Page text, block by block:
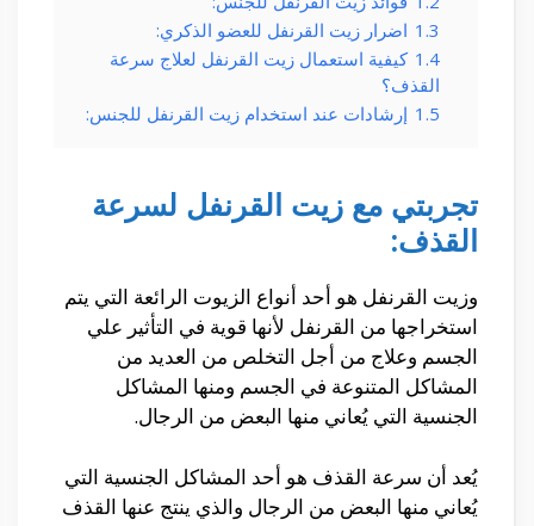
1.3 اضرار زيت القرنفل للعضو الذكري:
1.4 كيفية استعمال زيت القرنفل لعلاج سرعة
القذف؟
1.5 إرشادات عند استخدام زيت القرنفل للجنس:
تجربتي مع زيت القرنفل لسرعة
القذف:
وزيت القرنفل هو أحد أنواع الزيوت الرائعة التي يتم
استخراجها من القرنفل لأنها قوية في التأثير علي
الجسم وعلاج من أجل التخلص من العديد من
المشاكل المتنوعة في الجسم ومنها المشاكل
الجنسية التي يُعاني منها البعض من الرجال.
يُعد أن سرعة القذف هو أحد المشاكل الجنسية التي
يُعاني منها البعض من الرجال والذي ينتج عنها القذف